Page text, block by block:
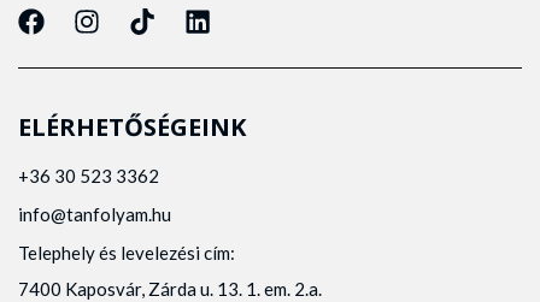
ELÉRHETŐSÉGEINK
+36 30 523 3362
info@tanfolyam.hu
Telephely és levelezési cím:
7400 Kaposvár, Zárda u. 13. 1. em. 2.a.